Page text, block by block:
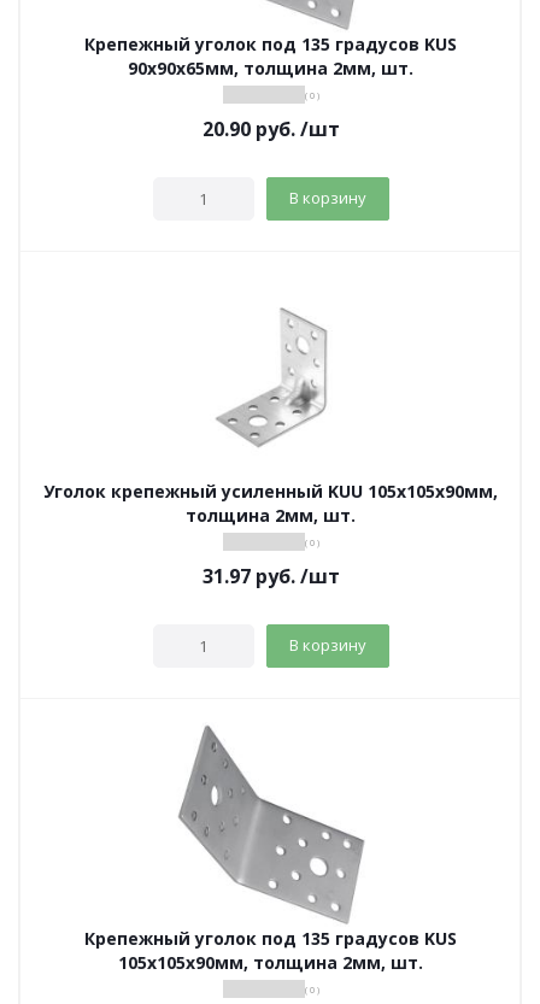
Крепежный уголок под 135 градусов KUS
90х90х65мм, толщина 2мм, шт.
( 0 )
20.90руб. /шт
В корзину
Уголок крепежный усиленный KUU 105х105х90мм,
толщина 2мм, шт.
( 0 )
31.97руб. /шт
В корзину
Крепежный уголок под 135 градусов KUS
105х105х90мм, толщина 2мм, шт.
( 0 )